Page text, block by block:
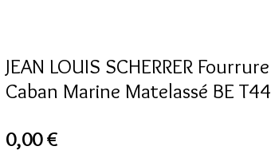
JEAN LOUIS SCHERRER Fourrure
Caban Marine Matelassé BE T44
0,00 €